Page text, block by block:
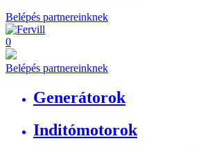
Belépés partnereinknek
0
Belépés partnereinknek
Generátorok
Inditómotorok